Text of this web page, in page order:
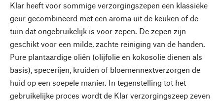
Klar heeft voor sommige verzorgingszepen een klassieke
geur gecombineerd met een aroma uit de keuken of de
tuin dat ongebruikelijk is voor zepen. De zepen zijn
geschikt voor een milde, zachte reiniging van de handen.
Pure plantaardige oliën (olijfolie en kokosolie dienen als
basis), specerijen, kruiden of bloemennextverzorgen de
huid op een soepele manier. In tegenstelling tot het
gebruikelijke proces wordt de Klar verzorgingszeep zeven